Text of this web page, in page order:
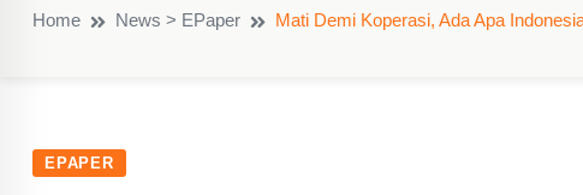
Home News > EPaper Mati Demi Koperasi, Ada Apa
EPAPER